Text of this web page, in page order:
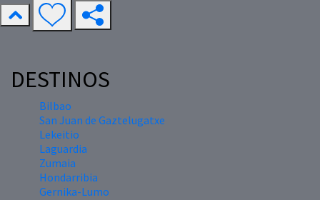
DESTINOS
Bilbao
San Juan de Gaztelugatxe
Lekeitio
Laguardia
Zumaia
Hondarribia
Gernika-Lumo